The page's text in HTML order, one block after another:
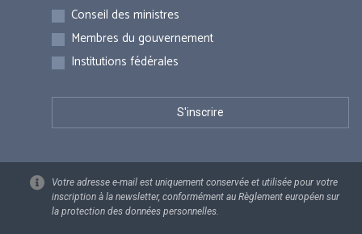
Inscriptions
Conseil des ministres
Membres du gouvernement
Institutions fédérales
Votre adresse e-mail est uniquement conservée et utilisée pour votre
inscription à la newsletter, conformément au Règlement européen sur
la protection des données personnelles.